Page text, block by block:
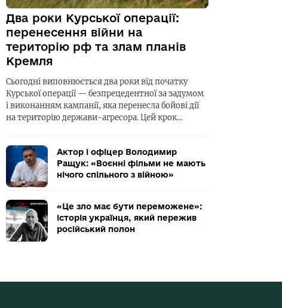
Два роки Курської операції:
перенесення війни на
територію рф та злам планів
Кремля
Сьогодні виповнюється два роки від початку
Курської операції — безпрецедентної за задумом
і виконанням кампанії, яка перенесла бойові дії
на територію держави-агресора. Цей крок…
Актор і офіцер Володимир
Ращук: «Воєнні фільми не мають
нічого спільного з війною»
«Це зло має бути переможене»:
історія українця, який пережив
російський полон